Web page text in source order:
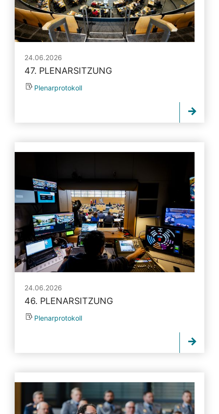
24.06.2026
47. PLENARSITZUNG
Plenarprotokoll
24.06.2026
46. PLENARSITZUNG
Plenarprotokoll